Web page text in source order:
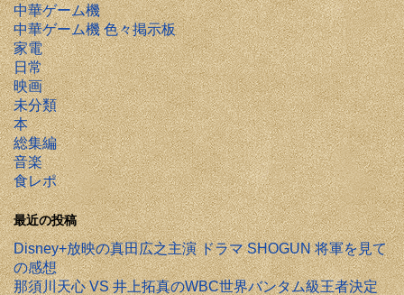
中華ゲーム機
中華ゲーム機 色々掲示板
家電
日常
映画
未分類
本
総集編
音楽
食レポ
最近の投稿
Disney+放映の真田広之主演 ドラマ SHOGUN 将軍を見て
の感想
那須川天心 VS 井上拓真のWBC世界バンタム級王者決定